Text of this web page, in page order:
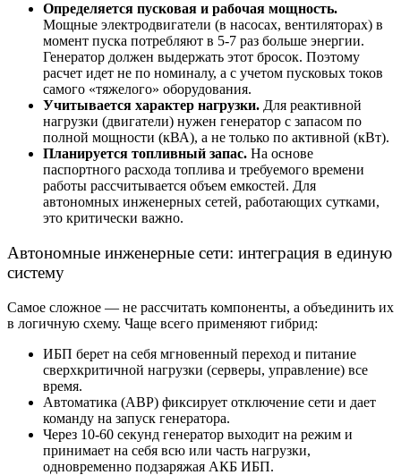
Определяется пусковая и рабочая мощность.
Мощные электродвигатели (в насосах, вентиляторах) в
момент пуска потребляют в 5-7 раз больше энергии.
Генератор должен выдержать этот бросок. Поэтому
расчет идет не по номиналу, а с учетом пусковых токов
самого «тяжелого» оборудования.
Учитывается характер нагрузки. Для реактивной
нагрузки (двигатели) нужен генератор с запасом по
полной мощности (кВА), а не только по активной (кВт).
Планируется топливный запас. На основе
паспортного расхода топлива и требуемого времени
работы рассчитывается объем емкостей. Для
автономных инженерных сетей, работающих сутками,
это критически важно.
Автономные инженерные сети: интеграция в единую
систему
Самое сложное — не рассчитать компоненты, а объединить их
в логичную схему. Чаще всего применяют гибрид:
ИБП берет на себя мгновенный переход и питание
сверхкритичной нагрузки (серверы, управление) все
время.
Автоматика (АВР) фиксирует отключение сети и дает
команду на запуск генератора.
Через 10-60 секунд генератор выходит на режим и
принимает на себя всю или часть нагрузки,
одновременно подзаряжая АКБ ИБП.